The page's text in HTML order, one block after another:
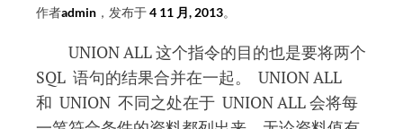
作者admin ，发布于4 11 月, 2013。
UNION ALL 这个指令的目的也是要将两个
SQL 语句的结果合并在一起。 UNION ALL
和 UNION 不同之处在于 UNION ALL 会将每